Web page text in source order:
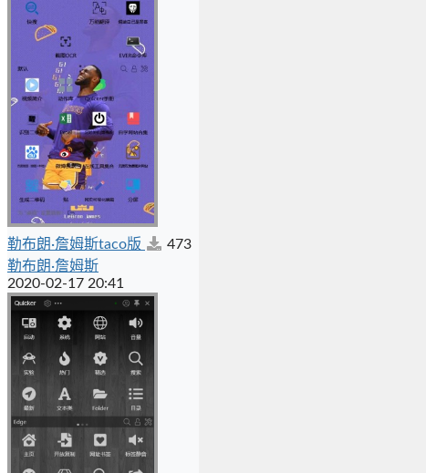
勒布朗·詹姆斯taco版
473
勒布朗·詹姆斯
2020-02-17 20:41